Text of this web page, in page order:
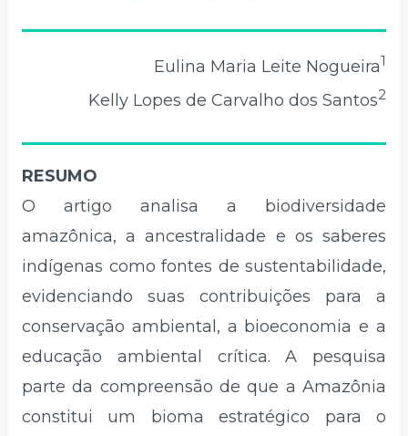
Eulina Maria Leite Nogueira1
Kelly Lopes de Carvalho dos Santos2
RESUMO
O artigo analisa a biodiversidade
amazônica, a ancestralidade e os saberes
indígenas como fontes de sustentabilidade,
evidenciando suas contribuições para a
conservação ambiental, a bioeconomia e a
educação ambiental crítica. A pesquisa
parte da compreensão de que a Amazônia
constitui um bioma estratégico para o